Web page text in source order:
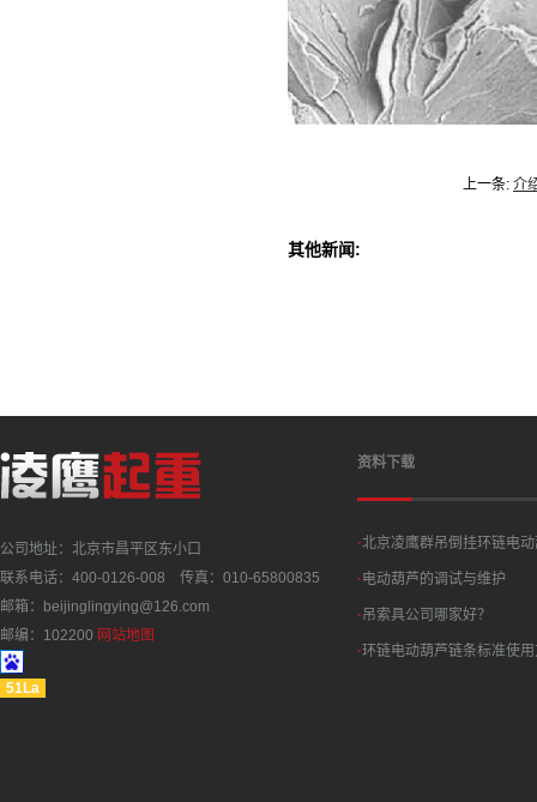
上一条: 介
其他新闻:
公司地址：北京市昌平区东小口
联系电话：400-0126-008 传真：010-65800835
邮箱：beijinglingying@126.com
邮编：102200 网站地图
51La
资料下载
·北京凌鹰群吊倒挂环链电
·电动葫芦的调试与维护
·吊索具公司哪家好？
·环链电动葫芦链条标准使